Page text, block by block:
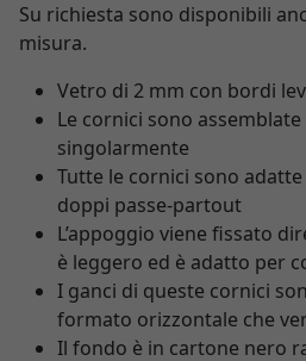
Su richiesta sono disponibili
misura.
Vetro di 2 mm con bordi
Le cornici sono
singolarmente
Tutte le cornici sono
doppi passe-partout
L’appoggio viene fissato
è leggero ed è adatto per
I ganci di queste cornici
formato orizzontale che
Il fondo è in cartone nero